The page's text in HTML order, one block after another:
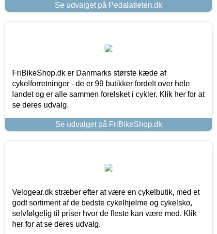
Se udvalget på Pedalatleten.dk
FriBikeShop.dk er Danmarks største kæde af
cykelforretninger - de er 99 butikker fordelt over hele
landet og er alle sammen forelsket i cykler. Klik her for at
se deres udvalg.
Se udvalget på FriBikeShop.dk
Velogear.dk stræber efter at være en cykelbutik, med et
godt sortiment af de bedste cykelhjelme og cykelsko,
selvfølgelig til priser hvor de fleste kan være med. Klik
her for at se deres udvalg.